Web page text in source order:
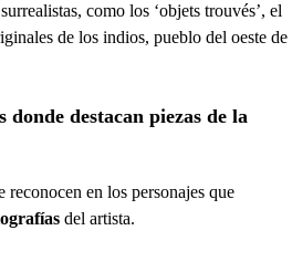
como los ‘objets trouvés’, el
de los indios, pueblo del oeste de
donde destacan piezas de la
reconocen en los personajes que
del artista.